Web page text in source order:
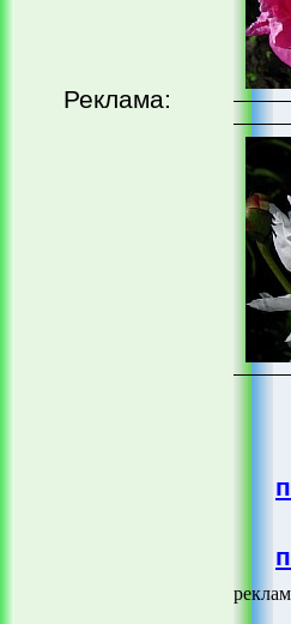
Реклама: